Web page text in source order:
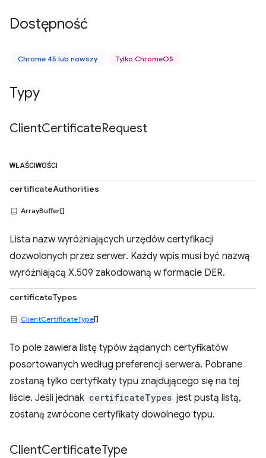
Dostępność
Chrome 45 lub nowszy Tylko ChromeOS
Typy
ClientCertificateRequest
WŁAŚCIWOŚCI
certificateAuthorities
ArrayBuffer[]
Lista nazw wyróżniających urzędów certyfikacji
dozwolonych przez serwer. Każdy wpis musi być nazwą
wyróżniającą X.509 zakodowaną w formacie DER.
certificateTypes
ClientCertificateType[]
To pole zawiera listę typów żądanych certyfikatów
posortowanych według preferencji serwera. Pobrane
zostaną tylko certyfikaty typu znajdującego się na tej
liście. Jeśli jednak certificateTypes jest pustą listą,
zostaną zwrócone certyfikaty dowolnego typu.
ClientCertificateType